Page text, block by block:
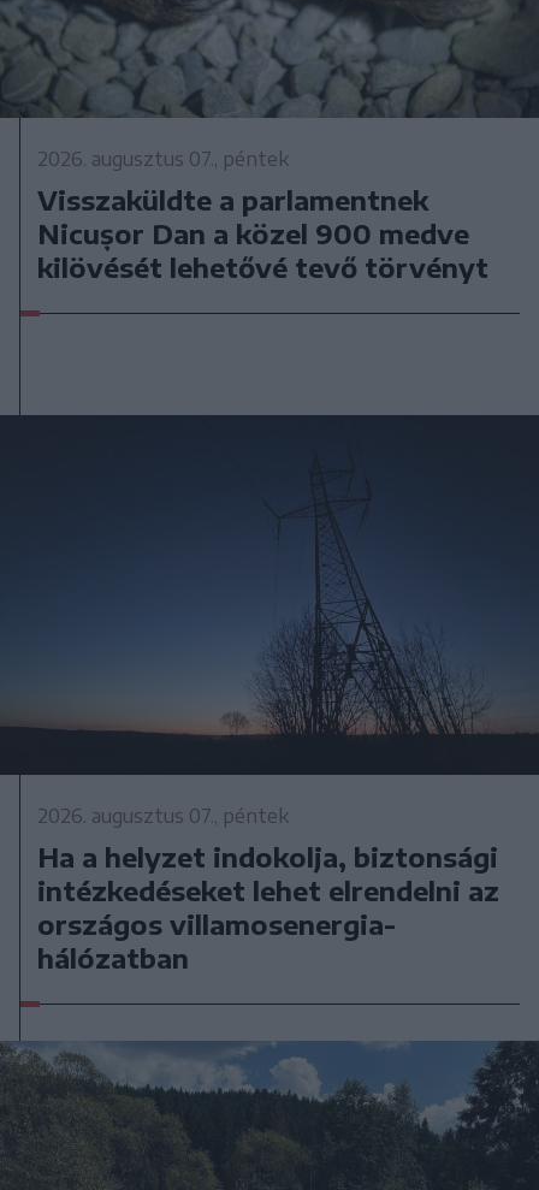
2026. augusztus 07., péntek
Visszaküldte a parlamentnek
Nicușor Dan a közel 900 medve
kilövését lehetővé tevő törvényt
2026. augusztus 07., péntek
Ha a helyzet indokolja, biztonsági
intézkedéseket lehet elrendelni az
országos villamosenergia-
hálózatban